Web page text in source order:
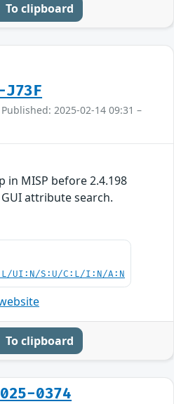
To clipboard
J73F
Published: 2025-02-14 09:31 –
MISP before 2.4.198
attribute search.
UI:N/S:U/C:L/I:N/A:N
To clipboard
0374